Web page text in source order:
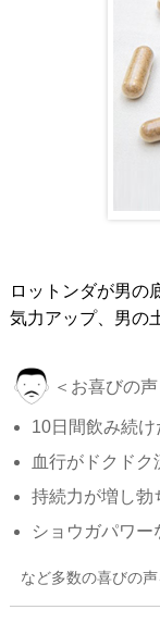
ロットンダが男の
気力アップ、男の
＜お喜びの声
10日間飲み続け
血行がドクドク
持続力が増し勃
ショウガパワー
など多数の喜びの声